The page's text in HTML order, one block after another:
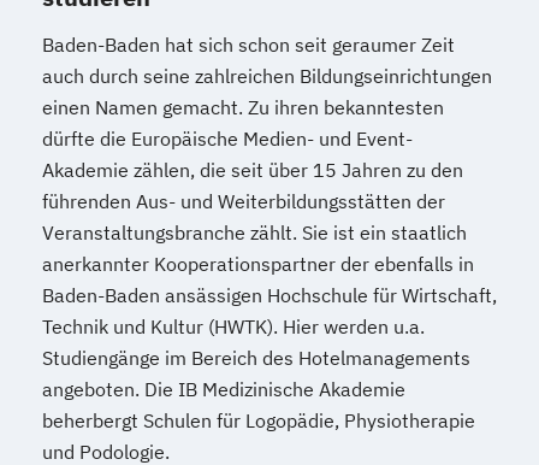
Baden-Baden hat sich schon seit geraumer Zeit
auch durch seine zahlreichen Bildungseinrichtungen
einen Namen gemacht. Zu ihren bekanntesten
dürfte die Europäische Medien- und Event-
Akademie zählen, die seit über 15 Jahren zu den
führenden Aus- und Weiterbildungsstätten der
Veranstaltungsbranche zählt. Sie ist ein staatlich
anerkannter Kooperationspartner der ebenfalls in
Baden-Baden ansässigen Hochschule für Wirtschaft,
Technik und Kultur (HWTK). Hier werden u.a.
Studiengänge im Bereich des Hotelmanagements
angeboten. Die IB Medizinische Akademie
beherbergt Schulen für Logopädie, Physiotherapie
und Podologie.